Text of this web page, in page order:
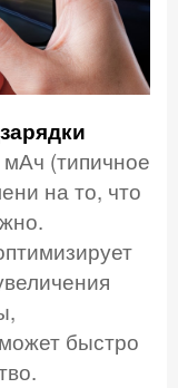
(типичное
на то, что
быстро